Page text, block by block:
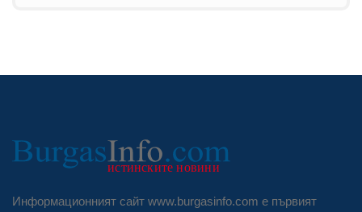
Информационният сайт www.burgasinfo.com е първият